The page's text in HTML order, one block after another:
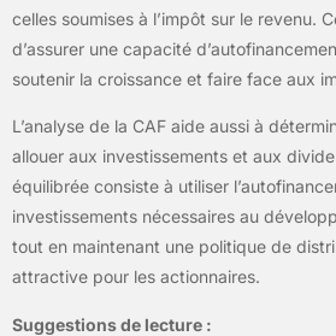
celles soumises à l’impôt sur le revenu.
d’assurer une capacité
soutenir la croissance et faire face aux
L’analyse de la CAF aide aussi à
allouer aux investissements et aux
équilibrée consiste à utiliser
investissements nécessaires au
tout en maintenant une politique de
attractive pour les actionnaires.
Suggestions de lecture :